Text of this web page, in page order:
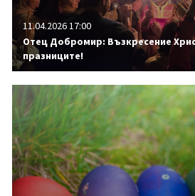
11.04.2026 17:00
Отец Добромир: Възкресение
празниците!